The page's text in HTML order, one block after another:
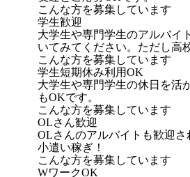
こんな方を募集しています
学生歓迎
大学生や専門学生のアルバイ
いてみてください。ただし高
こんな方を募集しています
学生短期休み利用OK
大学生や専門学生の休日を活
もOKです。
こんな方を募集しています
OLさん歓迎
OLさんのアルバイトも歓迎
小遣い稼ぎ！
こんな方を募集しています
WワークOK